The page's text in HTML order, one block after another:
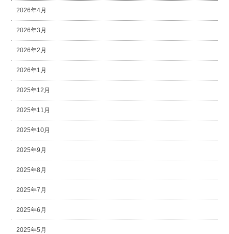
2026年4月
2026年3月
2026年2月
2026年1月
2025年12月
2025年11月
2025年10月
2025年9月
2025年8月
2025年7月
2025年6月
2025年5月